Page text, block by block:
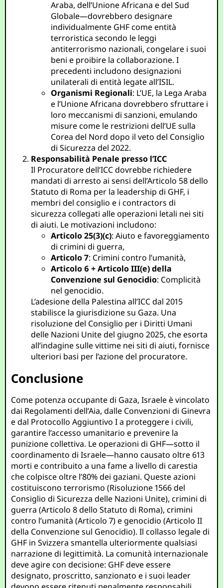
Araba, dell’Unione Africana e del Sud
Globale—dovrebbero designare
individualmente GHF come entità
terroristica secondo le leggi
antiterrorismo nazionali, congelare i suoi
beni e proibire la collaborazione. I
precedenti includono designazioni
unilaterali di entità legate all’ISIL.
Organismi Regionali: L’UE, la Lega Araba
e l’Unione Africana dovrebbero sfruttare i
loro meccanismi di sanzioni, emulando
misure come le restrizioni dell’UE sulla
Corea del Nord dopo il veto del Consiglio
di Sicurezza del 2022.
Responsabilità Penale presso l’ICC
Il Procuratore dell’ICC dovrebbe richiedere
mandati di arresto ai sensi dell’Articolo 58 dello
Statuto di Roma per la leadership di GHF, i
membri del consiglio e i contractors di
sicurezza collegati alle operazioni letali nei siti
di aiuti. Le motivazioni includono:
Articolo 25(3)(c): Aiuto e favoreggiamento
di crimini di guerra,
Articolo 7: Crimini contro l’umanità,
Articolo 6 + Articolo III(e) della
Convenzione sul Genocidio: Complicità
nel genocidio.
L’adesione della Palestina all’ICC dal 2015
stabilisce la giurisdizione su Gaza. Una
risoluzione del Consiglio per i Diritti Umani
delle Nazioni Unite del giugno 2025, che esorta
all’indagine sulle vittime nei siti di aiuti, fornisce
ulteriori basi per l’azione del procuratore.
Conclusione
Come potenza occupante di Gaza, Israele è vincolato
dai Regolamenti dell’Aia, dalle Convenzioni di Ginevra
e dal Protocollo Aggiuntivo I a proteggere i civili,
garantire l’accesso umanitario e prevenire la
punizione collettiva. Le operazioni di GHF—sotto il
coordinamento di Israele—hanno causato oltre 613
morti e contribuito a una fame a livello di carestia
che colpisce oltre l’80% dei gaziani. Queste azioni
costituiscono terrorismo (Risoluzione 1566 del
Consiglio di Sicurezza delle Nazioni Unite), crimini di
guerra (Articolo 8 dello Statuto di Roma), crimini
contro l’umanità (Articolo 7) e genocidio (Articolo II
della Convenzione sul Genocidio). Il collasso legale di
GHF in Svizzera smantella ulteriormente qualsiasi
narrazione di legittimità. La comunità internazionale
deve agire con decisione: GHF deve essere
designato, proscritto, sanzionato e i suoi leader